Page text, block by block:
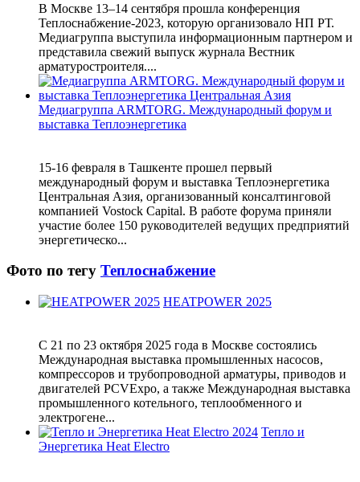
В Москве 13–14 сентября прошла конференция
Теплоснабжение-2023, которую организовало НП РТ.
Медиагруппа выступила информационным партнером и
представила свежий выпуск журнала Вестник
арматуростроителя....
Медиагруппа ARMTORG. Международный форум и
выставка Теплоэнергетика
15-16 февраля в Ташкенте прошел первый
международный форум и выставка Теплоэнергетика
Центральная Азия, организованный консалтинговой
компанией Vostock Capital. В работе форума приняли
участие более 150 руководителей ведущих предприятий
энергетическо...
Фото по тегу Теплоснабжение
HEATPOWER 2025
С 21 по 23 октября 2025 года в Москве состоялись
Международная выставка промышленных насосов,
компрессоров и трубопроводной арматуры, приводов и
двигателей PCVExpo, а также Международная выставка
промышленного котельного, теплообменного и
электрогене...
Тепло и
Энергетика Heat Electro